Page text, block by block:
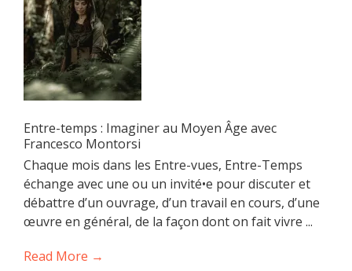
Entre-temps : Imaginer au Moyen Âge avec
Francesco Montorsi
Chaque mois dans les Entre-vues, Entre-Temps
échange avec une ou un invité•e pour discuter et
débattre d’un ouvrage, d’un travail en cours, d’une
œuvre en général, de la façon dont on fait vivre ...
Read More →